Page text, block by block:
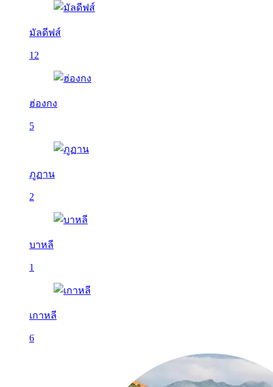
มัลดีฟส์
12
ฮ่องกง
5
ภูฏาน
2
บาหลี
1
เกาหลี
6